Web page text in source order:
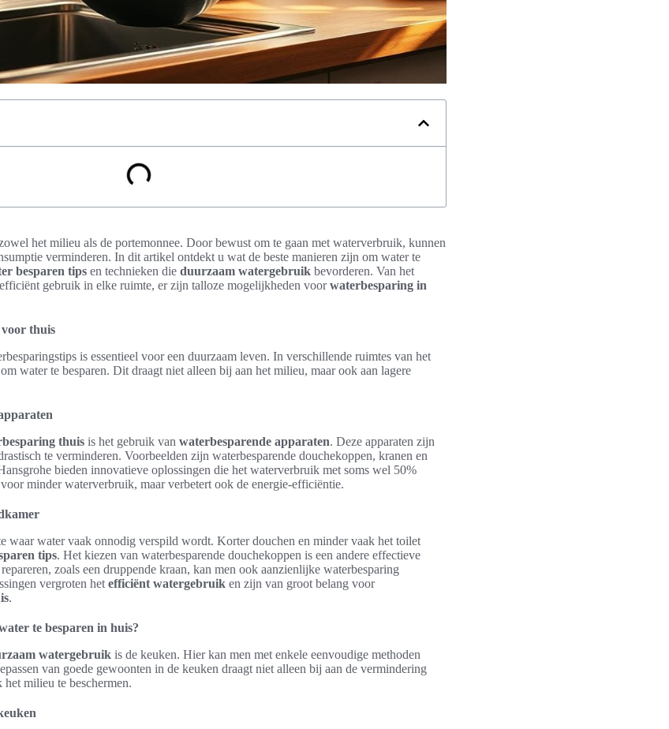
het milieu als de portemonnee. Door bewust om te gaan met waterverbruik, kunnen
verminderen. In dit artikel ontdekt u wat de beste manieren zijn om water te
besparen tips en technieken die duurzaam watergebruik bevorderen. Van het
gebruik in elke ruimte, er zijn talloze mogelijkheden voorwaterbesparing in
thuis
is essentieel voor een duurzaam leven. In verschillende ruimtes van het
water te besparen. Dit draagt niet alleen bij aan het milieu, maar ook aan lagere
thuis is het gebruik van waterbesparende apparaten. Deze apparaten zijn
te verminderen. Voorbeelden zijn waterbesparende douchekoppen, kranen en
bieden innovatieve oplossingen die het waterverbruik met soms wel 50%
minder waterverbruik, maar verbetert ook de energie-efficiëntie.
waar water vaak onnodig verspild wordt. Korter douchen en minder vaak het toilet
tips. Het kiezen van waterbesparende douchekoppen is een andere effectieve
zoals een druppende kraan, kan men ook aanzienlijke waterbesparing
vergroten het efficiënt watergebruik en zijn van groot belang voor
.
te besparen in huis?
watergebruik is de keuken. Hier kan men met enkele eenvoudige methoden
van goede gewoonten in de keuken draagt niet alleen bij aan de vermindering
milieu te beschermen.